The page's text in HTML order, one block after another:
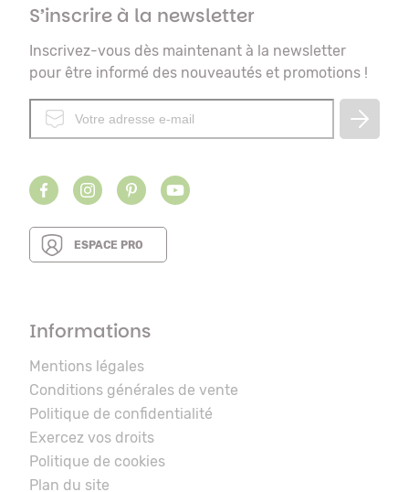
S’inscrire à la newsletter
Inscrivez-vous dès maintenant à la newsletter
pour être informé des nouveautés et promotions !
ESPACE PRO
Informations
Mentions légales
Conditions générales de vente
Politique de confidentialité
Exercez vos droits
Politique de cookies
Plan du site